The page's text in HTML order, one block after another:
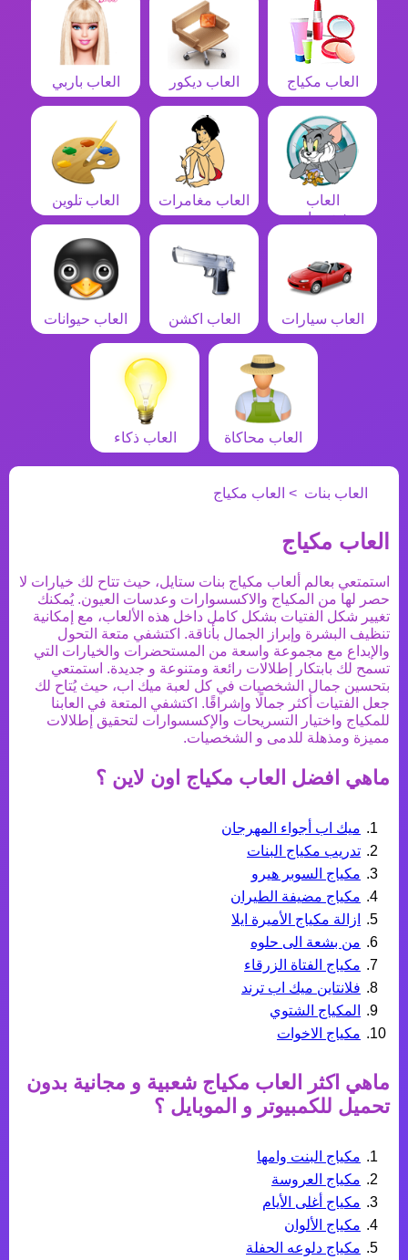
العاب مكياج العاب ديكور العاب باربي
العاب
شخصيات
العاب مغامرات العاب تلوين
العاب سيارات العاب اكشن العاب حيوانات
العاب محاكاة العاب ذكاء
العاب بنات العاب مكياج
العاب مكياج
استمتعي بعالم ألعاب مكياج بنات ستايل، حيث تتاح لك خيارات لا
حصر لها من المكياج والاكسسوارات وعدسات العيون. يُمكنك
تغيير شكل الفتيات بشكل كامل داخل هذه الألعاب، مع إمكانية
تنظيف البشرة وإبراز الجمال بأناقة. اكتشفي متعة التحول
والإبداع مع مجموعة واسعة من المستحضرات والخيارات التي
تسمح لك بابتكار إطلالات رائعة ومتنوعة و جديدة. استمتعي
بتحسين جمال الشخصيات في كل لعبة ميك اب، حيث يُتاح لك
جعل الفتيات أكثر جمالًا وإشراقًا. اكتشفي المتعة في العابنا
للمكياج واختيار التسريحات والإكسسوارات لتحقيق إطلالات
مميزة ومذهلة للدمى و الشخصيات.
ماهي افضل العاب مكياج اون لاين ؟
ميك اب أجواء المهرجان
تدريب مكياج البنات
مكياج السوبر هيرو
مكياج مضيفة الطيران
ازالة مكياج الأميرة ايلا
من بشعة الى حلوه
مكياج الفتاة الزرقاء
فلانتاين ميك اب ترند
المكياج الشتوي
مكياج الاخوات
ماهي اكثر العاب مكياج شعبية و مجانية بدون
تحميل للكمبيوتر و الموبايل ؟
مكياج البنت وامها
مكياج العروسة
مكياج أغلى الأيام
مكياج الألوان
مكياج دلوعه الحفلة